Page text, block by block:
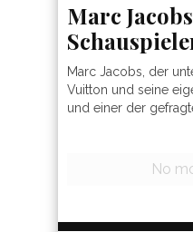
Marc
Marc Jacobs, der
Vuitton und seine
und einer der